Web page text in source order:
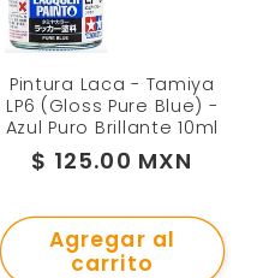
Pintura Laca - Tamiya
LP6 (Gloss Pure Blue) -
Azul Puro Brillante 10ml
Precio
$ 125.00 MXN
Agregar al
carrito